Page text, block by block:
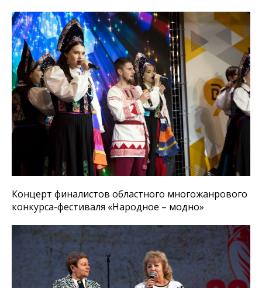
Концерт финалистов областного многожанрового
конкурса-фестиваля «Народное – модно»